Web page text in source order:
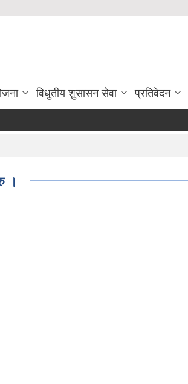
विधुतीय शुसासन सेवा प्रतिवेदन
।